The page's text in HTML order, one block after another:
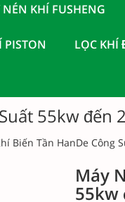
KHÍ FUSHENG
PISTON LỌC KHÍ
55kw đến
Biến Tần HanDe Công
Máy
55kw